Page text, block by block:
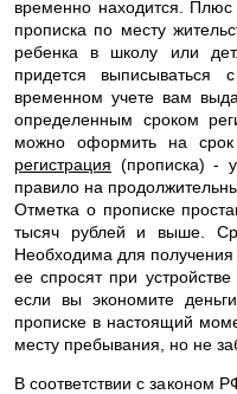
временно находится.
прописка по месту
ребенка в школу или
придется выписываться
временном учете вам
определенным сроком
можно оформить на
регистрация (прописка) -
правило на
Отметка о прописке
тысяч рублей и выше.
Необходима для получения
ее спросят при
если вы экономите
прописке в настоящий
месту пребывания, но не
В соответствии с законом